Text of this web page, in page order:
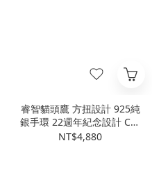
睿智貓頭鷹 方扭設計 925純
銀手環 22週年紀念設計 C型
手環 開口式 男生手環
NT$4,880